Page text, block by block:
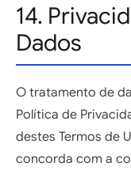
14.
Dados
O tratamento de
Política de
destes Termos de
concorda com a